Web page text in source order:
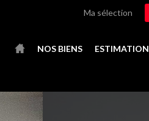
Ma sélection
NOS BIENS ESTIMATION